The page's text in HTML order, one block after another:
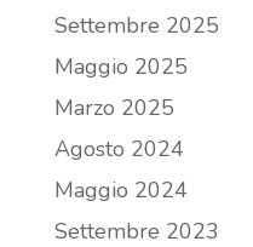
Settembre 2025
Maggio 2025
Marzo 2025
Agosto 2024
Maggio 2024
Settembre 2023